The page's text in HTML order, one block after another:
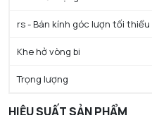
rs - Bán kính góc lượn tối thiểu
Khe hở vòng bi
Trọng lượng
HIỆU SUẤT SẢN PHẨM